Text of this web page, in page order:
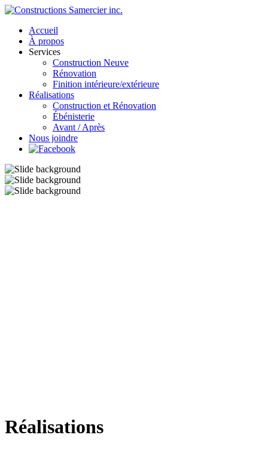
Accueil
À propos
Services
Construction Neuve
Rénovation
Finition intérieure/extérieure
Réalisations
Construction et Rénovation
Ébénisterie
Avant / Après
Nous joindre
Réalisations